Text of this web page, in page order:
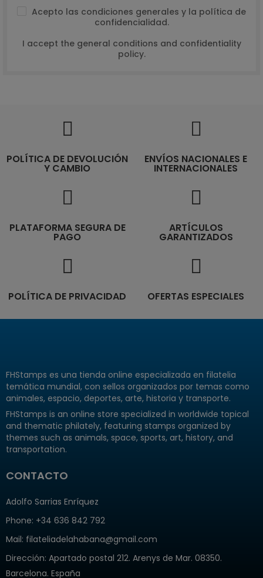
Acepto las condiciones generales y la política de
confidencialidad.
I accept the general conditions and confidentiality
policy.
POLÍTICA DE DEVOLUCIÓN
Y CAMBIO
ENVÍOS NACIONALES E
INTERNACIONALES
PLATAFORMA SEGURA DE
PAGO
ARTÍCULOS
GARANTIZADOS
POLÍTICA DE PRIVACIDAD OFERTAS ESPECIALES
FHStamps es una tienda online especializada en filatelia
temática mundial, con sellos organizados por temas como
animales, espacio, deportes, arte, historia y transporte.
FHStamps is an online store specialized in worldwide topical
and thematic philately, featuring stamps organized by
themes such as animals, space, sports, art, history, and
transportation.
CONTACTO
Adolfo Sarrias Enríquez
Phone: +34 636 842 792
Mail: filateliadelahabana@gmail.com
Dirección: Apartado postal 212. Arenys de Mar. 08350.
Barcelona. España